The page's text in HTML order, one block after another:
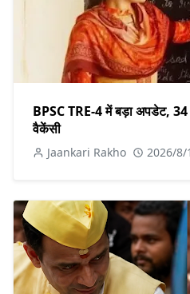
BPSC TRE-4 में बड़ा अपडेट,
वैकेंसी
Jaankari Rakho 2026/8/